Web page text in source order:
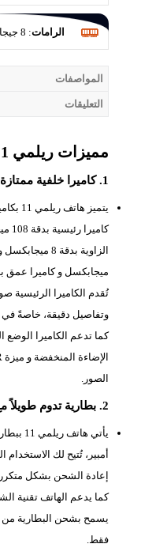
الرامات: 8 جيجا رام
المواصفات
التعليقات
مميزات ريلمي 11
1. كاميرا خلفية ممتازة:
يتميز
ميجابكسل و كاميرا عمق بدقة 2
تُقدم الكاميرا الرئيسية
وتفاصيل دقيقة، خاصةً في
كما تدعم الكاميرا
الصور.
2. بطارية تدوم طويلاً مع شحن سريع:
أمبير، تُتيح لك
إعادة الشحن بشكل
فقط.